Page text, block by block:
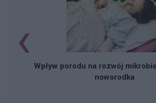
Wpływ porodu na rozwój
noworodka
‹